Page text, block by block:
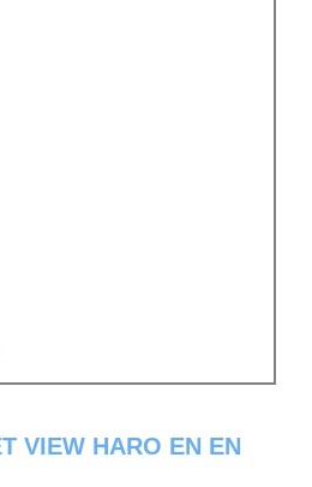
VIEW HARO EN EN